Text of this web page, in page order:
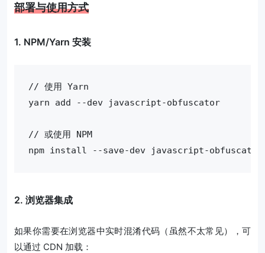
部署与使用方式
1. NPM/Yarn 安装
// 使用 Yarn
yarn add --dev javascript-obfuscator
// 或使用 NPM
npm install --save-dev javascript-obfuscator
2. 浏览器集成
如果你需要在浏览器中实时混淆代码（虽然不太常见），可
以通过 CDN 加载：